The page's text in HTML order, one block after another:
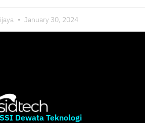
January 30, 2024
Dewata Teknologi